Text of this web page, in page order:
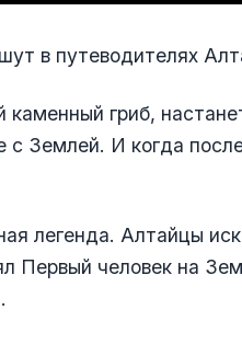
в путеводителях
каменный гриб,
с Землей. И когда
легенда. Алтайцы
Первый человек на